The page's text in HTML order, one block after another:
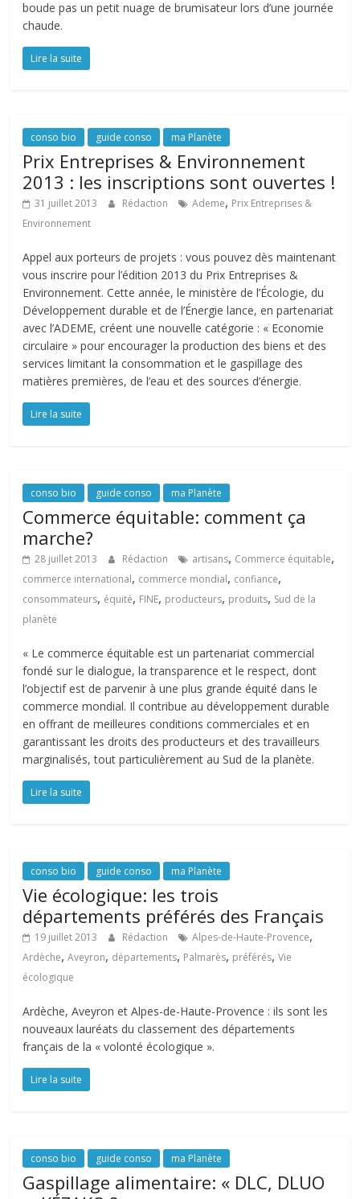
boude pas un petit nuage de brumisateur lors d’une journée
chaude.
Lire la suite
conso bio guide conso ma Planète
Prix Entreprises & Environnement
2013 : les inscriptions sont ouvertes !
31 juillet 2013 Rédaction Ademe, Prix Entreprises &
Environnement
Appel aux porteurs de projets : vous pouvez dès maintenant
vous inscrire pour l’édition 2013 du Prix Entreprises &
Environnement. Cette année, le ministère de l’Écologie, du
Développement durable et de l’Énergie lance, en partenariat
avec l’ADEME, créent une nouvelle catégorie : « Economie
circulaire » pour encourager la production des biens et des
services limitant la consommation et le gaspillage des
matières premières, de l’eau et des sources d’énergie.
Lire la suite
conso bio guide conso ma Planète
Commerce équitable: comment ça
marche?
28 juillet 2013 Rédaction artisans, Commerce équitable,
commerce international, commerce mondial, confiance,
consommateurs, équité, FINE, producteurs, produits, Sud de la
planète
« Le commerce équitable est un partenariat commercial
fondé sur le dialogue, la transparence et le respect, dont
l’objectif est de parvenir à une plus grande équité dans le
commerce mondial. Il contribue au développement durable
en offrant de meilleures conditions commerciales et en
garantissant les droits des producteurs et des travailleurs
marginalisés, tout particulièrement au Sud de la planète.
Lire la suite
conso bio guide conso ma Planète
Vie écologique: les trois
départements préférés des Français
19 juillet 2013 Rédaction Alpes-de-Haute-Provence,
Ardèche,Aveyron, départements, Palmarès, préférés,Vie
écologique
Ardèche, Aveyron et Alpes-de-Haute-Provence : ils sont les
nouveaux lauréats du classement des départements
français de la « volonté écologique ».
Lire la suite
conso bio guide conso ma Planète
Gaspillage alimentaire: « DLC, DLUO